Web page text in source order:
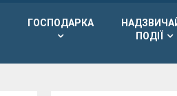
ГОСПОДАРКА
ПОДІЇ